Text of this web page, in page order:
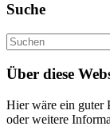
Suche
Über diese
Hier wäre ein guter
oder weitere